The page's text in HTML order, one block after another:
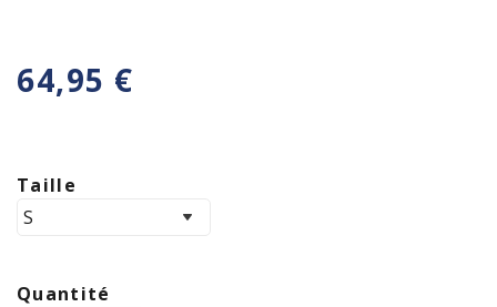
64,95 €
Taille
Quantité